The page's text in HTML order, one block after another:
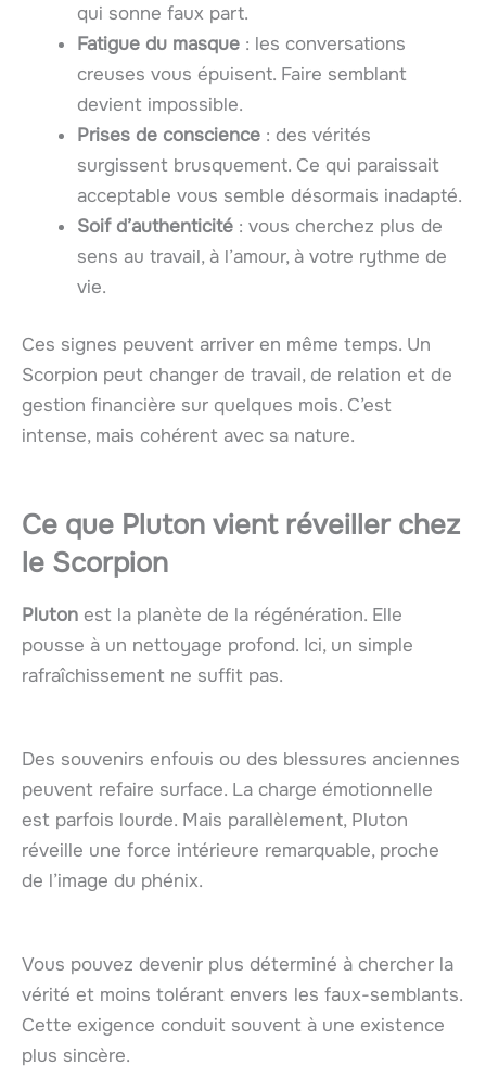
qui sonne faux part.
Fatigue du masque : les conversations
creuses vous épuisent. Faire semblant
devient impossible.
Prises de conscience : des vérités
surgissent brusquement. Ce qui paraissait
acceptable vous semble désormais inadapté.
Soif d’authenticité : vous cherchez plus de
sens au travail, à l’amour, à votre rythme de
vie.
Ces signes peuvent arriver en même temps. Un
Scorpion peut changer de travail, de relation et de
gestion financière sur quelques mois. C’est
intense, mais cohérent avec sa nature.
Ce que Pluton vient réveiller chez
le Scorpion
Pluton est la planète de la régénération. Elle
pousse à un nettoyage profond. Ici, un simple
rafraîchissement ne suffit pas.
Des souvenirs enfouis ou des blessures anciennes
peuvent refaire surface. La charge émotionnelle
est parfois lourde. Mais parallèlement, Pluton
réveille une force intérieure remarquable, proche
de l’image du phénix.
Vous pouvez devenir plus déterminé à chercher la
vérité et moins tolérant envers les faux-semblants.
Cette exigence conduit souvent à une existence
plus sincère.